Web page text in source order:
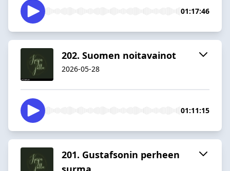
01:17:46
202. Suomen noitavainot
2026-05-28
01:11:15
201. Gustafsonin perheen